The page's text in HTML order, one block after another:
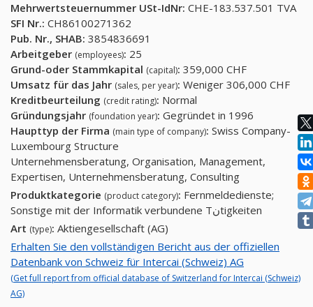
Mehrwertsteuernummer USt-IdNr: CHE-183.537.501 TVA
SFI Nr.: CH86100271362
Pub. Nr., SHAB: 3854836691
Arbeitgeber (employees): 25
Grund-oder Stammkapital (capital): 359,000 CHF
Umsatz für das Jahr (sales, per year): Weniger 306,000 CHF
Kreditbeurteilung (credit rating): Normal
Gründungsjahr (foundation year): Gegründet in 1996
Haupttyp der Firma (main type of company): Swiss Company-
Luxembourg Structure
Unternehmensberatung, Organisation, Management,
Expertisen, Unternehmensberatung, Consulting
Produktkategorie (product category): Fernmeldedienste;
Sonstige mit der Informatik verbundene Tنtigkeiten
Art (type): Aktiengesellschaft (AG)
Erhalten Sie den vollständigen Bericht aus der offiziellen
Datenbank von Schweiz für Intercai (Schweiz) AG
(Get full report from official database of Switzerland for Intercai (Schweiz)
AG)